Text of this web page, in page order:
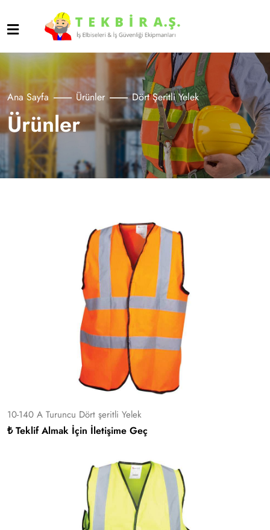
Ana Sayfa Ürünler Dört Şeritli Yelek
Ürünler
10-140 A Turuncu Dört şeritli Yelek
₺ Teklif Almak İçin İletişime Geç